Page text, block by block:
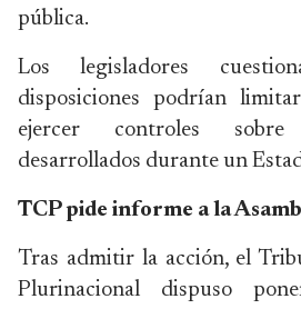
pública.
Los legisladores
disposiciones podrían
ejercer controles sobre
desarrollados durante un
TCP pide informe a la
Tras admitir la acción, el
Plurinacional dispuso